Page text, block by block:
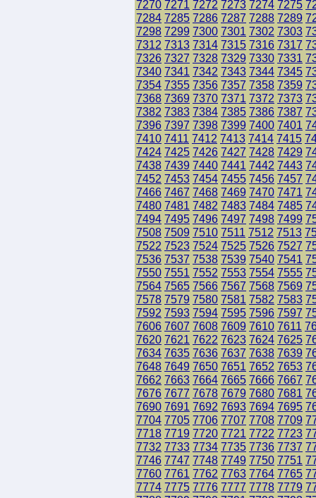
7270 7271 7272 7273 7274 7275
7284 7285 7286 7287 7288 7289
7298 7299 7300 7301 7302 7303
7312 7313 7314 7315 7316 7317
7326 7327 7328 7329 7330 7331
7340 7341 7342 7343 7344 7345
7354 7355 7356 7357 7358 7359
7368 7369 7370 7371 7372 7373
7382 7383 7384 7385 7386 7387
7396 7397 7398 7399 7400 7401
7410 7411 7412 7413 7414 7415
7424 7425 7426 7427 7428 7429
7438 7439 7440 7441 7442 7443
7452 7453 7454 7455 7456 7457
7466 7467 7468 7469 7470 7471
7480 7481 7482 7483 7484 7485
7494 7495 7496 7497 7498 7499
7508 7509 7510 7511 7512 7513
7522 7523 7524 7525 7526 7527
7536 7537 7538 7539 7540 7541
7550 7551 7552 7553 7554 7555
7564 7565 7566 7567 7568 7569
7578 7579 7580 7581 7582 7583
7592 7593 7594 7595 7596 7597
7606 7607 7608 7609 7610 7611
7620 7621 7622 7623 7624 7625
7634 7635 7636 7637 7638 7639
7648 7649 7650 7651 7652 7653
7662 7663 7664 7665 7666 7667
7676 7677 7678 7679 7680 7681
7690 7691 7692 7693 7694 7695
7704 7705 7706 7707 7708 7709
7718 7719 7720 7721 7722 7723
7732 7733 7734 7735 7736 7737
7746 7747 7748 7749 7750 7751
7760 7761 7762 7763 7764 7765
7774 7775 7776 7777 7778 7779